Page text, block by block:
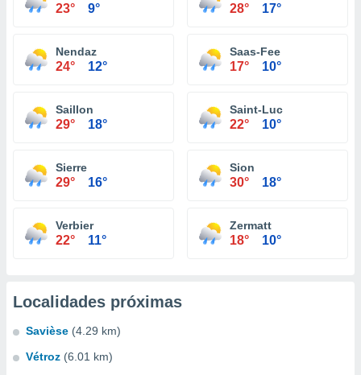
23° 9° 28° 17°
Nendaz
24° 12°
Saas-Fee
17° 10°
Saillon
29° 18°
Saint-Luc
22° 10°
Sierre
29° 16°
Sion
30° 18°
Verbier
22° 11°
Zermatt
18° 10°
Localidades próximas
Savièse (4.29 km)
Vétroz (6.01 km)